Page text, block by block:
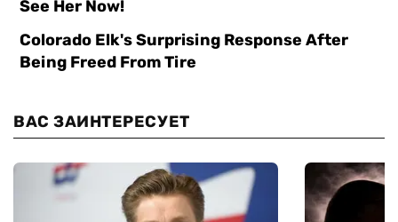
ВАС ЗАИНТЕРЕСУЕТ